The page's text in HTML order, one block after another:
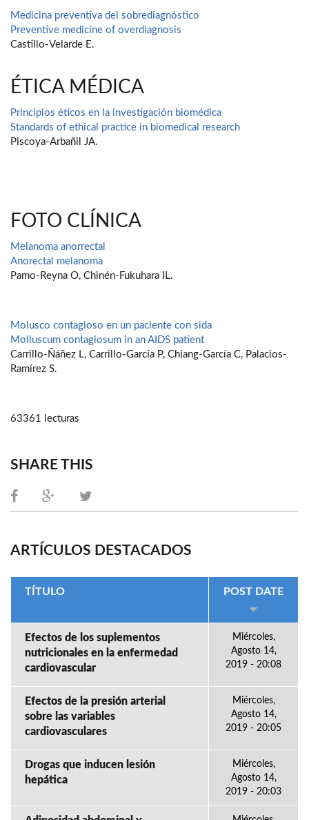
Medicina preventiva del sobrediagnóstico
Preventive medicine of overdiagnosis
Castillo-Velarde E.
ÉTICA MÉDICA
Principios éticos en la investigación biomédica
Standards of ethical practice in biomedical research
Piscoya-Arbañil JA.
FOTO CLÍNICA
Melanoma anorrectal
Anorectal melanoma
Pamo-Reyna O, Chinén-Fukuhara IL.
Molusco contagioso en un paciente con sida
Molluscum contagiosum in an AIDS patient
Carrillo-Ñáñez L, Carrillo-García P, Chiang-García C, Palacios-
Ramírez S.
63361 lecturas
SHARE THIS
ARTÍCULOS DESTACADOS
TÍTULO POST DATE
Efectos de los suplementos
nutricionales en la enfermedad
cardiovascular
Miércoles,
Agosto 14,
2019 - 20:08
Efectos de la presión arterial
sobre las variables
cardiovasculares
Miércoles,
Agosto 14,
2019 - 20:05
Drogas que inducen lesión
hepática
Miércoles,
Agosto 14,
2019 - 20:03